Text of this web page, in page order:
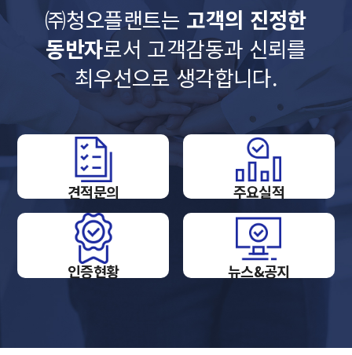
㈜청오플랜트는 고객의 진정한
동반자로서 고객감동과 신뢰를
최우선으로 생각합니다.
견적문의 주요실적
인증현황 뉴스&공지